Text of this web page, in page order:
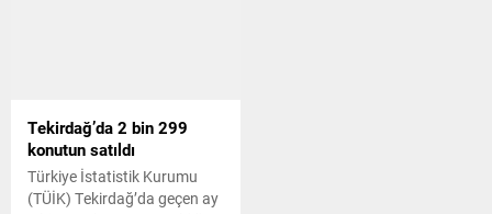
Tekirdağ’da 2 bin 299
konutun satıldı
Türkiye İstatistik Kurumu
(TÜİK) Tekirdağ’da geçen ay